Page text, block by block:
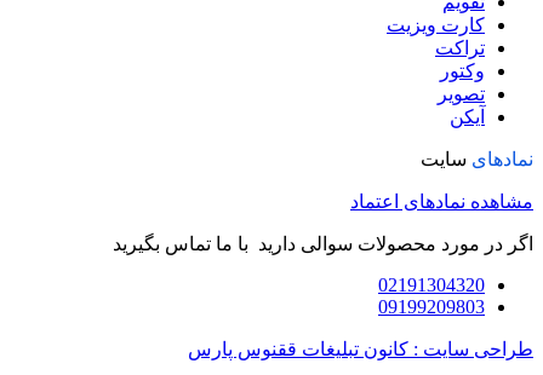
کارت ویزیت
تراکت
وکتور
تصویر
آیکن
نمادهای سایت
مشاهده نمادهای اعتماد
اگر در مورد محصولات سوالی دارید با ما تماس بگیرید
02191304320
09199209803
طراحی سایت : کانون تبلیغات ققنوس پارس